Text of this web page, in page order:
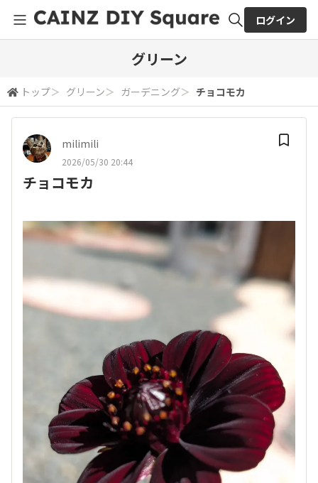
検索
ログイン
グリーン
トップ＞ グリーン＞ ガーデニング＞ チョコモカ
milimili
2026/05/30 20:44
チョコモカ